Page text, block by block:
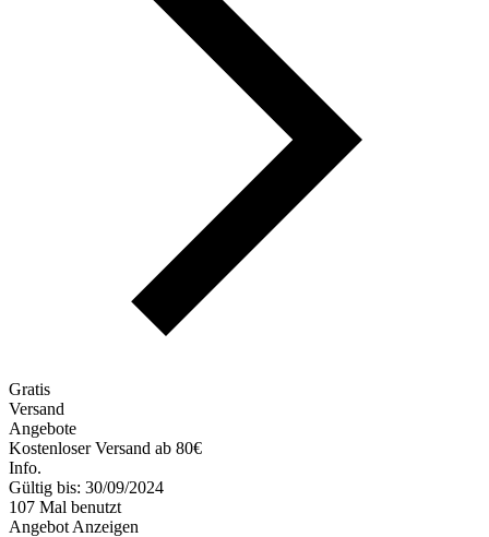
Gratis
Versand
Angebote
Kostenloser Versand ab 80€
Info.
Gültig bis: 30/09/2024
107 Mal benutzt
Angebot Anzeigen